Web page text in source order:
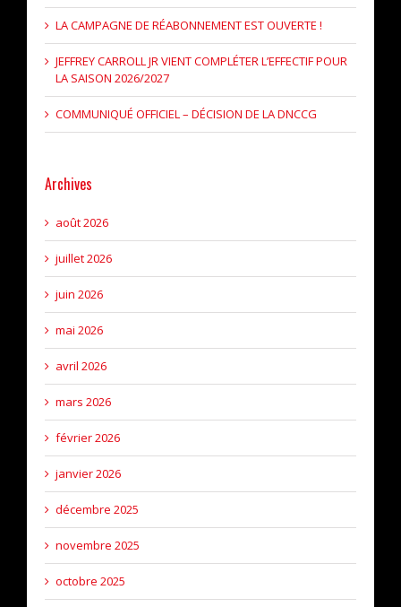
LA CAMPAGNE DE RÉABONNEMENT EST OUVERTE !
JEFFREY CARROLL JR VIENT COMPLÉTER L’EFFECTIF POUR
LA SAISON 2026/2027
COMMUNIQUÉ OFFICIEL – DÉCISION DE LA DNCCG
Archives
août 2026
juillet 2026
juin 2026
mai 2026
avril 2026
mars 2026
février 2026
janvier 2026
décembre 2025
novembre 2025
octobre 2025